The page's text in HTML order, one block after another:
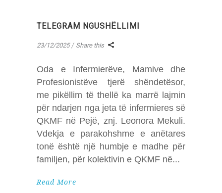
TELEGRAM NGUSHËLLIMI
23/12/2025 Share this
Oda e Infermierëve, Mamive dhe
Profesionistëve tjerë shëndetësor,
me pikëllim të thellë ka marrë lajmin
për ndarjen nga jeta të infermieres së
QKMF në Pejë, znj. Leonora Mekuli.
Vdekja e parakohshme e anëtares
tonë është një humbje e madhe për
familjen, për kolektivin e QKMF në
Read More